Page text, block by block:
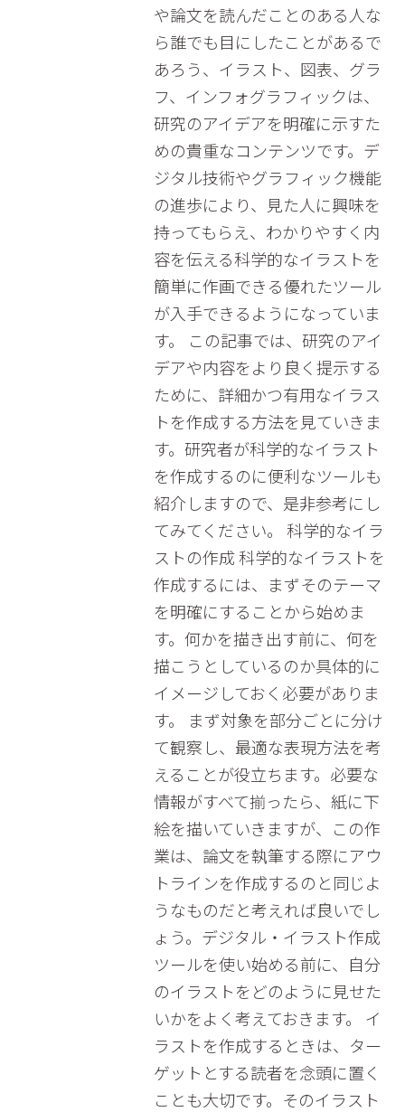
や論文を読んだことのある人な
ら誰でも目にしたことがあるで
あろう、イラスト、図表、グラ
フ、インフォグラフィックは、
研究のアイデアを明確に示すた
めの貴重なコンテンツです。デ
ジタル技術やグラフィック機能
の進歩により、見た人に興味を
持ってもらえ、わかりやすく内
容を伝える科学的なイラストを
簡単に作画できる優れたツール
が入手できるようになっていま
す。 この記事では、研究のアイ
デアや内容をより良く提示する
ために、詳細かつ有用なイラス
トを作成する方法を見ていきま
す。研究者が科学的なイラスト
を作成するのに便利なツールも
紹介しますので、是非参考にし
てみてください。 科学的なイラ
ストの作成 科学的なイラストを
作成するには、まずそのテーマ
を明確にすることから始めま
す。何かを描き出す前に、何を
描こうとしているのか具体的に
イメージしておく必要がありま
す。 まず対象を部分ごとに分け
て観察し、最適な表現方法を考
えることが役立ちます。必要な
情報がすべて揃ったら、紙に下
絵を描いていきますが、この作
業は、論文を執筆する際にアウ
トラインを作成するのと同じよ
うなものだと考えれば良いでし
ょう。デジタル・イラスト作成
ツールを使い始める前に、自分
のイラストをどのように見せた
いかをよく考えておきます。 イ
ラストを作成するときは、ター
ゲットとする読者を念頭に置く
ことも大切です。そのイラスト